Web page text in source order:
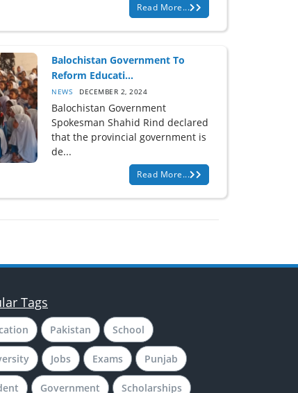
Read More...
Balochistan Government To
Reform Educati...
NEWS DECEMBER 2, 2024
Balochistan Government
Spokesman Shahid Rind declared
that the provincial government is
de...
Read More...
Tags
Pakistan School
Jobs Exams Punjab
Government Scholarships